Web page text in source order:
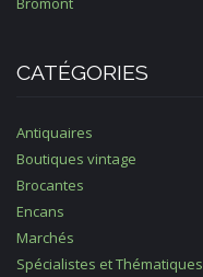
CATÉGORIES
Antiquaires
Boutiques vintage
Brocantes
Encans
Marchés
Spécialistes et Thématiques